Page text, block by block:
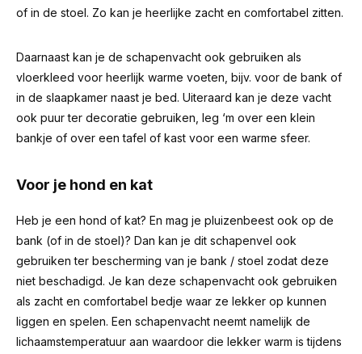
of in de stoel. Zo kan je heerlijke zacht en comfortabel zitten.
Daarnaast kan je de schapenvacht ook gebruiken als
vloerkleed voor heerlijk warme voeten, bijv. voor de bank of
in de slaapkamer naast je bed. Uiteraard kan je deze vacht
ook puur ter decoratie gebruiken, leg ‘m over een klein
bankje of over een tafel of kast voor een warme sfeer.
Voor je hond en kat
Heb je een hond of kat? En mag je pluizenbeest ook op de
bank (of in de stoel)? Dan kan je dit schapenvel ook
gebruiken ter bescherming van je bank / stoel zodat deze
niet beschadigd. Je kan deze schapenvacht ook gebruiken
als zacht en comfortabel bedje waar ze lekker op kunnen
liggen en spelen. Een schapenvacht neemt namelijk de
lichaamstemperatuur aan waardoor die lekker warm is tijdens